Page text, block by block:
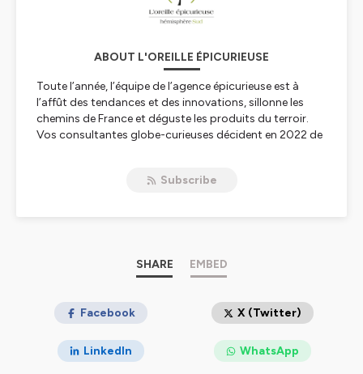
ABOUT L'OREILLE ÉPICURIEUSE
Toute l’année, l’équipe de l’agence épicurieuse est à
l’affût des tendances et des innovations, sillonne les
chemins de France et déguste les produits du terroir.
Vos consultantes globe-curieuses décident en 2022 de
Subscribe
SHARE EMBED
Facebook X (Twitter)
LinkedIn WhatsApp